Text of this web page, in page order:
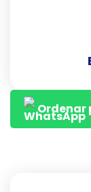
Ordenar